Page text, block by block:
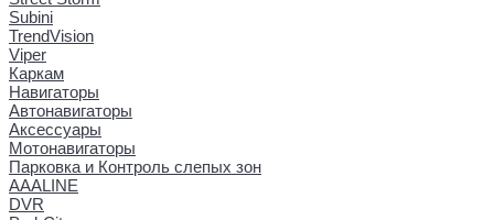
Subini
TrendVision
Viper
Каркам
Навигаторы
Автонавигаторы
Аксессуары
Мотонавигаторы
Парковка и Контроль слепых зон
AAALINE
DVR